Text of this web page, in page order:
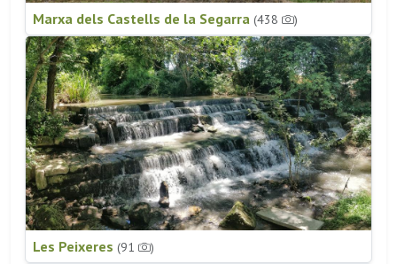
Marxa dels Castells de la Segarra (438 )
Les Peixeres (91 )